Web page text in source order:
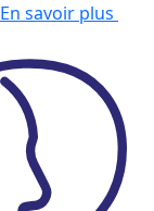
En savoir plus